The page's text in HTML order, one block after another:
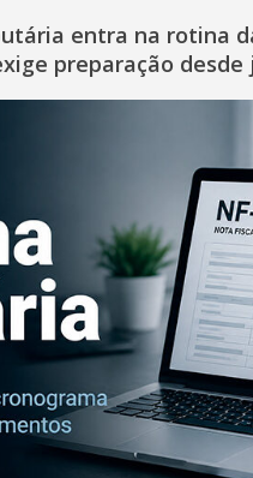
entra na rotina
preparação desde